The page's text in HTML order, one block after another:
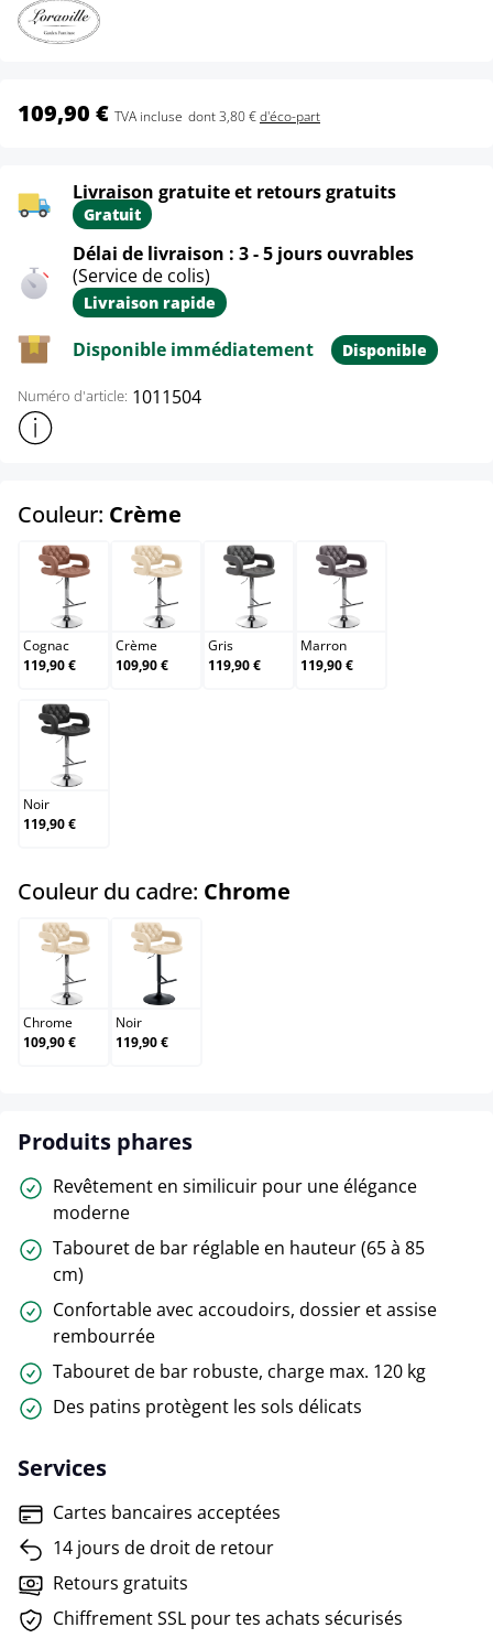
109,90 € TVA incluse dont 3,80 €d'éco-part
Livraison gratuite et retours gratuits
Gratuit
Délai de livraison : 3 - 5 jours ouvrables
(Service de colis)
Livraison rapide
Disponible immédiatement Disponible
Numéro d'article: 1011504
Afficher plus d'informations sur le produit
Couleur: Crème
Cognac
Cognac
119,90 €
Crème
Crème
109,90 €
Gris
Gris
119,90 €
Marron
Marron
119,90 €
Noir
Noir
119,90 €
Couleur du cadre: Chrome
Chrome
Chrome
109,90 €
Noir
Noir
119,90 €
Produits phares
Revêtement en similicuir pour une élégance
moderne
Tabouret de bar réglable en hauteur (65 à 85
cm)
Confortable avec accoudoirs, dossier et assise
rembourrée
Tabouret de bar robuste, charge max. 120 kg
Des patins protègent les sols délicats
Services
Cartes bancaires acceptées
14 jours de droit de retour
Retours gratuits
Chiffrement SSL pour tes achats sécurisés